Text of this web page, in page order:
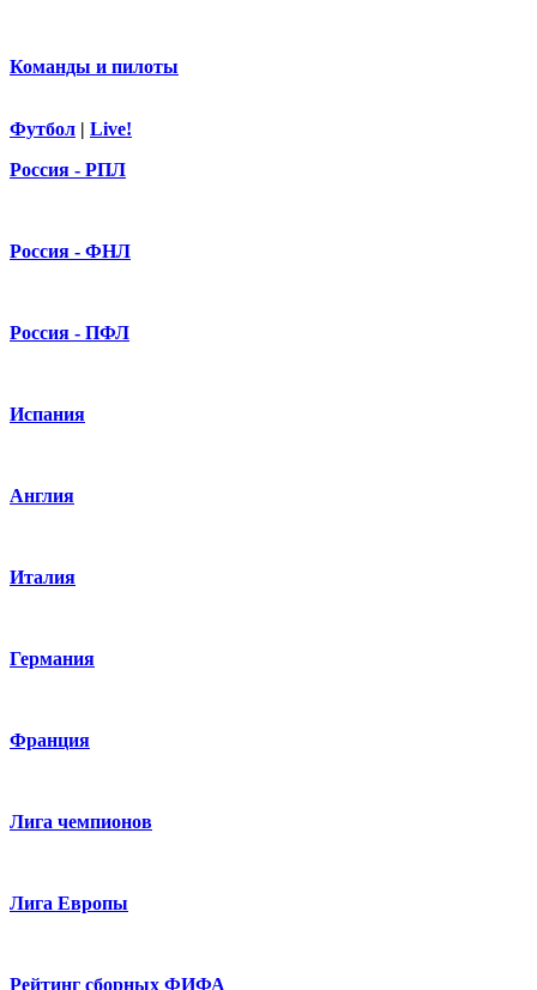
Команды и пилоты
Футбол | Live!
Россия - РПЛ
Россия - ФНЛ
Россия - ПФЛ
Испания
Англия
Италия
Германия
Франция
Лига чемпионов
Лига Европы
Рейтинг сборных ФИФА